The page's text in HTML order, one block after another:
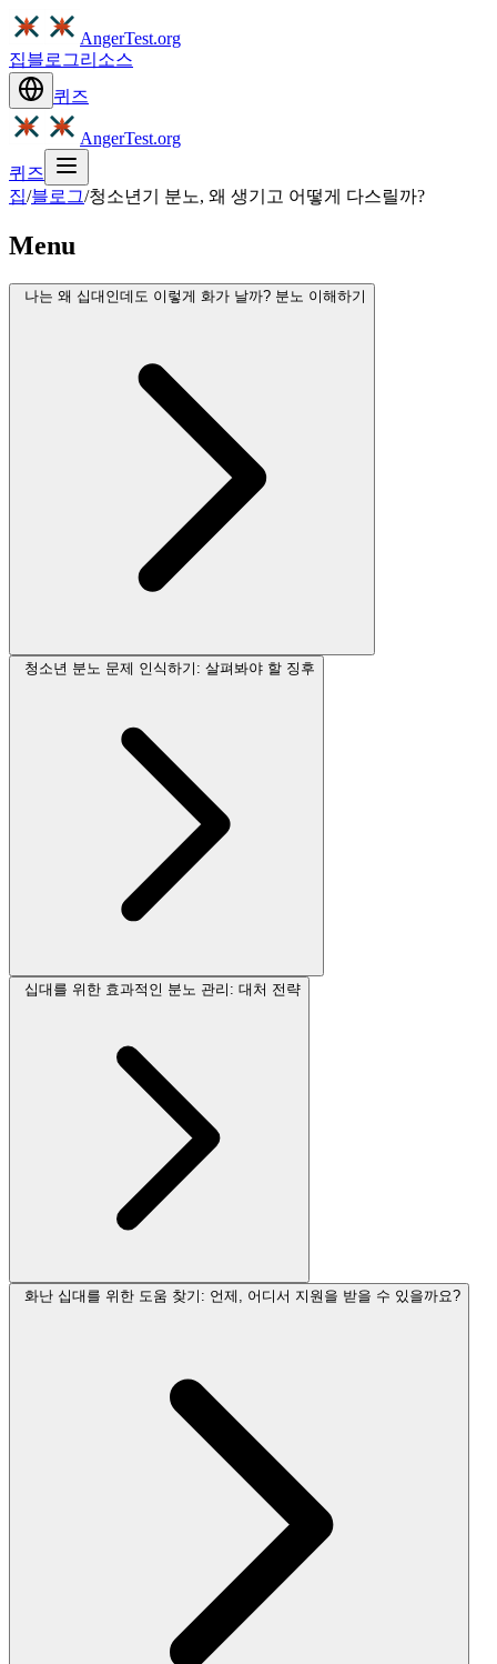
AngerTest.org
집블로그리소스
퀴즈
AngerTest.org
퀴즈
집/블로그/청소년기 분노, 왜 생기고 어떻게 다스릴까?
Menu
나는 왜 십대인데도 이렇게 화가 날까? 분노 이해하기
청소년 분노 문제 인식하기: 살펴봐야 할 징후
십대를 위한 효과적인 분노 관리: 대처 전략
화난 십대를 위한 도움 찾기: 언제, 어디서 지원을 받을 수 있을까요?